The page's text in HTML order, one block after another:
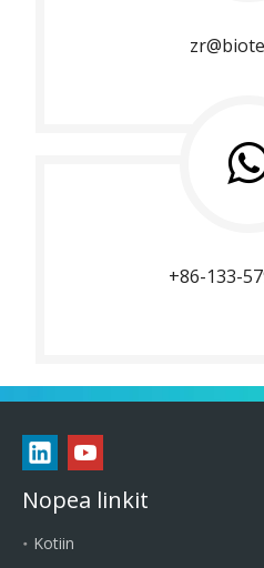
+86-133-
Nopea linkit
Kotiin